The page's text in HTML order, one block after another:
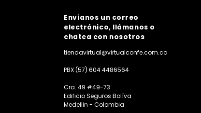
Envíanos un correo
electrónico, llámanos o
chatea con nosotros
tiendavirtual@virtualconfe.com.co
PBX (57) 604 4486564
Cra. 49 #49-73
Edificio Seguros Bolíva
Medellin - Colombia